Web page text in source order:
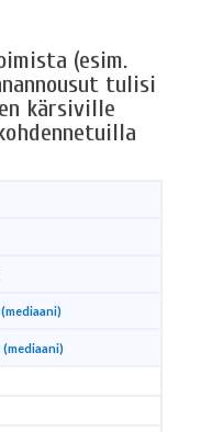
(esim.
tulisi
kärsiville